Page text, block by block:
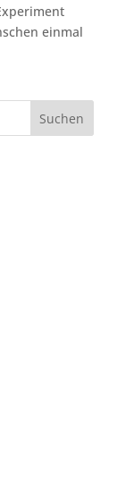
einmal